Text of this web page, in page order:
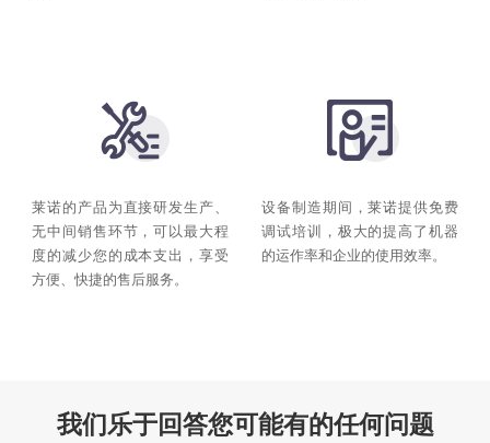
莱诺的产品为直接研发生产、
无中间销售环节，可以最大程
度的减少您的成本支出，享受
方便、快捷的售后服务。
设备制造期间，莱诺提供免费
调试培训，极大的提高了机器
的运作率和企业的使用效率。
我们乐于回答您可能有的任何问题